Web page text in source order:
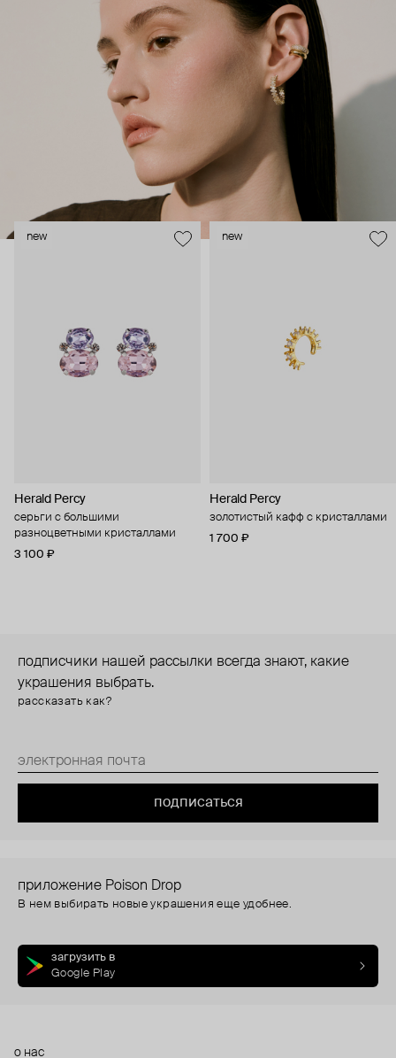
образа. Героиня бренда – девушка из мегаполиса, которой
нужно как минимум 25 часов в сутках, чтобы все успеть, и
внушительный арсенал украшений, чтобы, поменяв серьги,
поехать на вечеринку сразу из офиса.
new
Herald Percy
серьги с большими
разноцветными кристаллами
3 100 ₽
new
Herald Percy
золотистый кафф с кристаллами
1 700 ₽
подписчики нашей рассылки всегда знают, какие
украшения выбрать.
рассказать как?
подписаться
приложение Poison Drop
В нем выбирать новые украшения еще удобнее.
загрузить в
Google Play
о нас